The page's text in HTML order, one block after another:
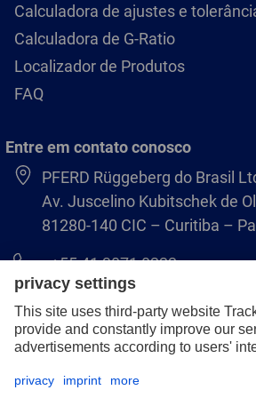
Calculadora de ajustes e
Calculadora de G-Ratio
Localizador de Produtos
FAQ
Entre em contato conosco
PFERD Rüggeberg do Brasil
Av. Juscelino Kubitschek de
81280-140 CIC – Curitiba –
+55 41 3071 8222
pferd.br@pferd.com
Aviso legal